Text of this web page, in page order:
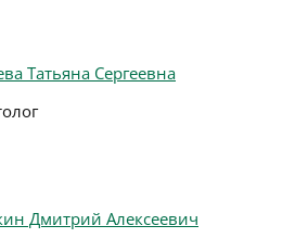
Татьяна Сергеевна
Дмитрий Алексеевич